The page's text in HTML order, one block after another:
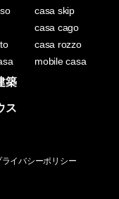
casa skip
casa cago
casa rozzo
mobile casa
築
ス
ライバシーポリシー